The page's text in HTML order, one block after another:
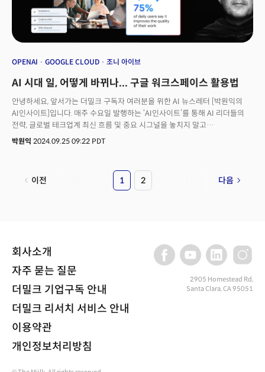
OPENAI GOOGLE CLOUD 조니 아이브
AI 시대 일, 어떻게 바뀌나... 구글 워크스페이스 활용법
안녕하세요, 앞서가는 더밀크 구독자 여러분을 위한 AI 뉴스레터 [박원익의
AI인사이트]입니다. 매주 수요일 발행하는 ‘AI인사이트’를 통해 AI 리더들의
전략, 글로벌 테크업계 최신 흐름 및 중요 시그널을 놓치지 말고
확인하세요! “앞으로 수천 일(a few thousand days) 안에 초지능을 갖게 될
이같이 말했습니다. AI 기술 발전으로 인류가 새로운 능력을 갖게 되고, 그
결과 현재로서는 상상할 수 없는 수준의 번영을 누리게 될 것이란 전망입니다.
박원익 2024.09.25 09:22 PDT
이전 1 2 다음
회사소개
자주 묻는 질문
더밀크 기업구독 안내
더밀크 리서치 서비스 안내
이용약관
개인정보처리방침
2905 Homestead Rd,
Santa Clara, CA 95051